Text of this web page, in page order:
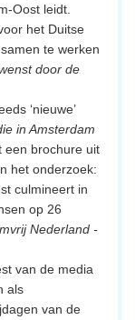
Oost leidt.
het Duitse
te werken
door de
‘nieuwe’
in Amsterdam
een brochure uit
het onderzoek:
culmineert in
op 26
Nederland -
van de media
als
van de